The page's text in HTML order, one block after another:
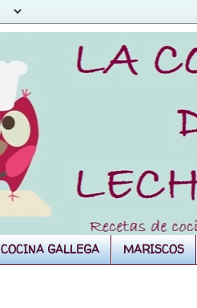
COCINA GALLEGA MARISCOS